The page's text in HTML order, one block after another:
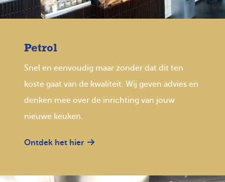
Petrol
Snel en eenvoudig maar zonder dat dit ten
koste gaat van de kwaliteit. Wij geven advies en
denken mee over de inrichting van jouw
nieuwe keuken.
Ontdek het hier